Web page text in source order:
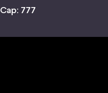
Cap: 777